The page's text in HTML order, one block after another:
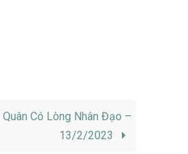
Có Lòng Nhân Đạo –
13/2/2023